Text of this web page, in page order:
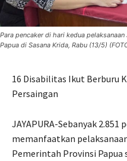
Para pencaker di hari kedua
Papua di Sasana Krida, Rabu (13/5)
16 Disabilitas Ikut Berburu
Persaingan
JAYAPURA-Sebanyak 2.851
memanfaatkan
Pemerintah Provinsi Papua